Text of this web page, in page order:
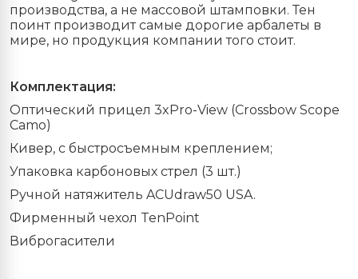
производства, а не массовой штамповки. Тен
поинт производит самые дорогие арбалеты в
мире, но продукция компании того стоит.
Комплектация:
Оптический прицел 3xPro-View (Crossbow Scope
Camo)
Кивер, с быстросъемным креплением;
Упаковка карбоновых стрел (3 шт.)
Ручной натяжитель ACUdraw50 USA.
Фирменный чехол TenPoint
Виброгасители